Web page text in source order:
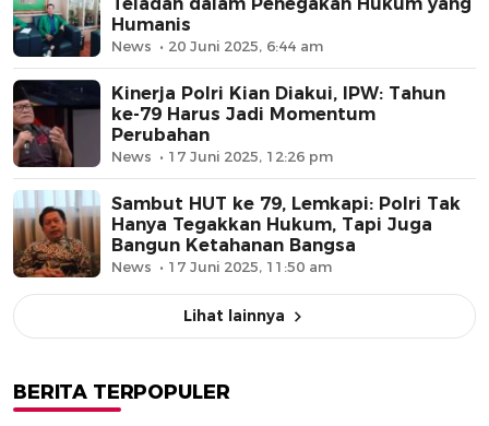
Humanis
News 20 Juni 2025, 6:44 am
Kinerja Polri Kian Diakui, IPW: Tahun
ke-79 Harus Jadi Momentum
Perubahan
News 17 Juni 2025, 12:26 pm
Sambut HUT ke 79, Lemkapi: Polri Tak
Hanya Tegakkan Hukum, Tapi Juga
Bangun Ketahanan Bangsa
News 17 Juni 2025, 11:50 am
Lihat lainnya
BERITA TERPOPULER